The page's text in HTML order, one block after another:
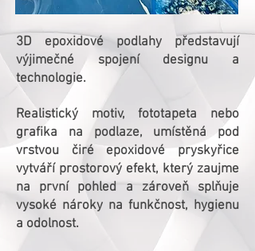
3D epoxidové podlahy představují
výjimečné spojení designu a
technologie.
Realistický motiv, fototapeta nebo
grafika na podlaze, umístěná pod
vrstvou čiré epoxidové pryskyřice
vytváří prostorový efekt, který zaujme
na první pohled a zároveň splňuje
vysoké nároky na funkčnost, hygienu
a odolnost.